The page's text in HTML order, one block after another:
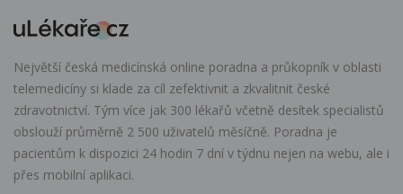
Největší česká medicínská online poradna a průkopník v oblasti
telemedicíny si klade za cíl zefektivnit a zkvalitnit české
zdravotnictví. Tým více jak 300 lékařů včetně desítek specialistů
obslouží průměrně 2 500 uživatelů měsíčně. Poradna je
pacientům k dispozici 24 hodin 7 dní v týdnu nejen na webu, ale i
přes mobilní aplikaci.